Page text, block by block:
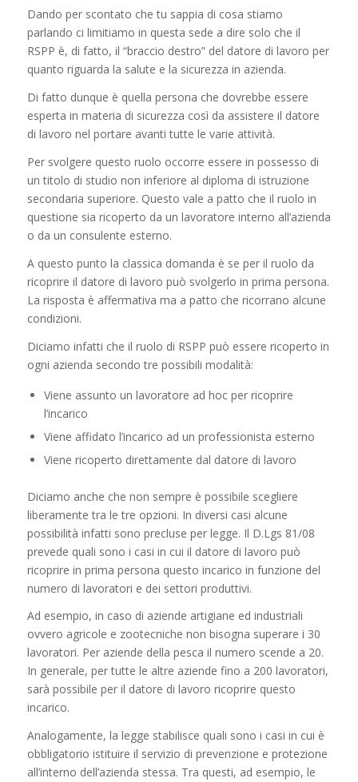
Dando per scontato che tu sappia di cosa stiamo
parlando ci limitiamo in questa sede a dire solo che il
RSPP è, di fatto, il “braccio destro” del datore di lavoro per
quanto riguarda la salute e la sicurezza in azienda.
Di fatto dunque è quella persona che dovrebbe essere
esperta in materia di sicurezza così da assistere il datore
di lavoro nel portare avanti tutte le varie attività.
Per svolgere questo ruolo occorre essere in possesso di
un titolo di studio non inferiore al diploma di istruzione
secondaria superiore. Questo vale a patto che il ruolo in
questione sia ricoperto da un lavoratore interno all’azienda
o da un consulente esterno.
A questo punto la classica domanda è se per il ruolo da
ricoprire il datore di lavoro può svolgerlo in prima persona.
La risposta è affermativa ma a patto che ricorrano alcune
condizioni.
Diciamo infatti che il ruolo di RSPP può essere ricoperto in
ogni azienda secondo tre possibili modalità:
Viene assunto un lavoratore ad hoc per ricoprire
l’incarico
Viene affidato l’incarico ad un professionista esterno
Viene ricoperto direttamente dal datore di lavoro
Diciamo anche che non sempre è possibile scegliere
liberamente tra le tre opzioni. In diversi casi alcune
possibilità infatti sono precluse per legge. Il D.Lgs 81/08
prevede quali sono i casi in cui il datore di lavoro può
ricoprire in prima persona questo incarico in funzione del
numero di lavoratori e dei settori produttivi.
Ad esempio, in caso di aziende artigiane ed industriali
ovvero agricole e zootecniche non bisogna superare i 30
lavoratori. Per aziende della pesca il numero scende a 20.
In generale, per tutte le altre aziende fino a 200 lavoratori,
sarà possibile per il datore di lavoro ricoprire questo
incarico.
Analogamente, la legge stabilisce quali sono i casi in cui è
obbligatorio istituire il servizio di prevenzione e protezione
all’interno dell’azienda stessa. Tra questi, ad esempio, le